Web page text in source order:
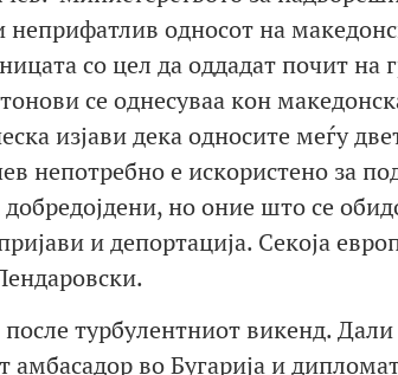
односот на
со цел да оддадат почит на
се однесуваа кон
изјави дека односите меѓу
непотребно е искористено за
но оние што се
и депортација. Секоја
турбулентниот викенд. Дали
амбасадор во Бугарија и